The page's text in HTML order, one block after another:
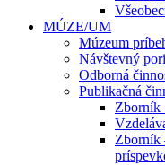
MÚZE/UM
Múzeum
Návštevný
Odborná
Publikačná
Zborník
Zborník